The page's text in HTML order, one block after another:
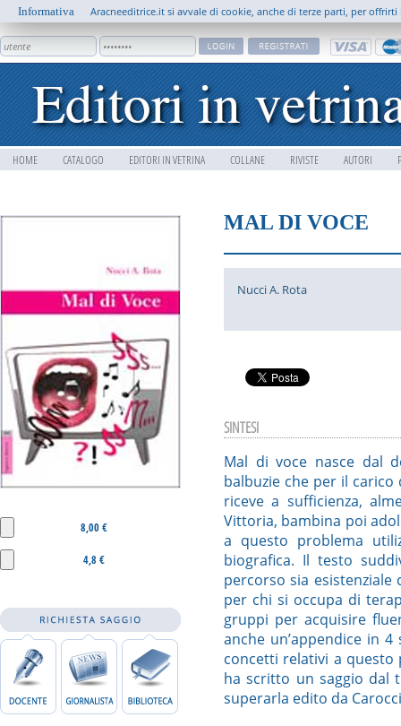
HOME CATALOGO EDITORI IN VETRINA COLLANE RIVISTE AUTORI
MAL DI VOCE
8,00 €
4,8 €
Nucci A. Rota
SINTESI
Mal di voce nasce dal
balbuzie che per il
riceve a sufficienza,
Vittoria, bambina poi
a questo problema
biografica. Il testo
percorso sia
per chi si occupa di
gruppi per acquisire
anche un’appendice in
concetti relativi a questo
ha scritto un saggio dal
superarla edito da
Informativa Aracneeditrice.it si avvale di cookie, anche di terze parti, per